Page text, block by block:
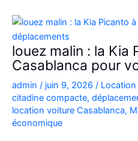
C3
à
Casablanca
louez malin : la Kia
Casablanca pour
admin / juin 9, 2026 /
citadine compacte,
location voiture Casablanca,
économique